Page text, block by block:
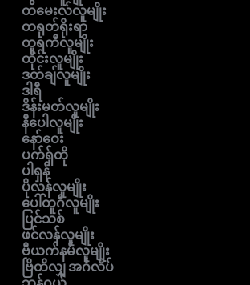
တမေးလ်လူမျိုး
တရုတ်ရိုးရာ
တူရကီလူမျိုး
ထိုင်းလူမျိုး
ဒတ်ချ်လူမျိုး
ဒါရီ
ဒိန်းမတ်လူမျိုး
နီပေါလူမျိုး
နော်ဝေး
ပက်ရှ်တို
ပါရှန်
ပိုလန်လူမျိုး
ပေါ်တူဂီလူမျိုး
ပြင်သစ်
ဖင်လန်လူမျိုး
ဗီယက်နမ်လူမျိုး
ဗြိတိလျှ အင်္ဂလိပ်